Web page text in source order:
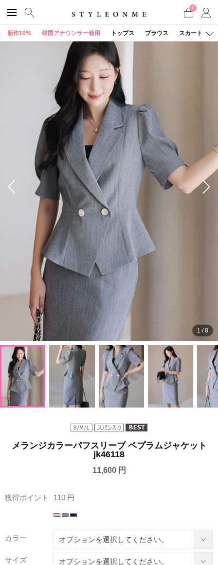
0
新作10% 韓国アナウンサー着用 トップス ブラウス スカート
1 /8
メランジカラーパフスリーブ ペプラムジャケット
jk46118
11,600 円
獲得ポイント 110 円
カラー
サイズ